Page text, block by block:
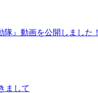
隊』動画を公開しました！
まして